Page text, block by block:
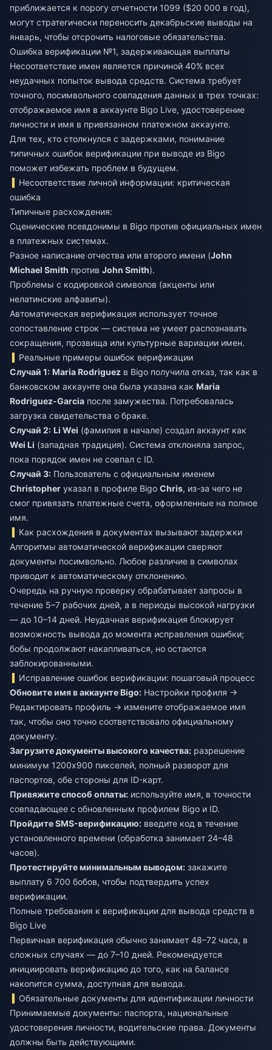
приближается к порогу отчетности 1099 ($20 000 в год),
могут стратегически переносить декабрьские выводы на
январь, чтобы отсрочить налоговые обязательства.
Ошибка верификации №1, задерживающая выплаты
Несоответствие имен является причиной 40% всех
неудачных попыток вывода средств. Система требует
точного, посимвольного совпадения данных в трех точках:
отображаемое имя в аккаунте Bigo Live, удостоверение
личности и имя в привязанном платежном аккаунте.
Для тех, кто столкнулся с задержками, понимание
типичных ошибок верификации при выводе из Bigo
поможет избежать проблем в будущем.
Несоответствие личной информации: критическая
ошибка
Типичные расхождения:
Сценические псевдонимы в Bigo против официальных имен
в платежных системах.
Разное написание отчества или второго имени (John
Michael Smith против John Smith).
Проблемы с кодировкой символов (акценты или
нелатинские алфавиты).
Автоматическая верификация использует точное
сопоставление строк — система не умеет распознавать
сокращения, прозвища или культурные вариации имен.
Реальные примеры ошибок верификации
Случай 1: Maria Rodriguez в Bigo получила отказ, так как в
банковском аккаунте она была указана как Maria
Rodriguez-Garcia после замужества. Потребовалась
загрузка свидетельства о браке.
Случай 2: Li Wei (фамилия в начале) создал аккаунт как
Wei Li (западная традиция). Система отклоняла запрос,
пока порядок имен не совпал с ID.
Случай 3: Пользователь с официальным именем
Christopher указал в профиле Bigo Chris, из-за чего не
смог привязать платежные счета, оформленные на полное
имя.
Как расхождения в документах вызывают задержки
Алгоритмы автоматической верификации сверяют
документы посимвольно. Любое различие в символах
приводит к автоматическому отклонению.
Очередь на ручную проверку обрабатывает запросы в
течение 5–7 рабочих дней, а в периоды высокой нагрузки
— до 10–14 дней. Неудачная верификация блокирует
возможность вывода до момента исправления ошибки;
бобы продолжают накапливаться, но остаются
заблокированными.
Исправление ошибок верификации: пошаговый процесс
Обновите имя в аккаунте Bigo: Настройки профиля →
Редактировать профиль → измените отображаемое имя
так, чтобы оно точно соответствовало официальному
документу.
Загрузите документы высокого качества: разрешение
минимум 1200x900 пикселей, полный разворот для
паспортов, обе стороны для ID-карт.
Привяжите способ оплаты: используйте имя, в точности
совпадающее с обновленным профилем Bigo и ID.
Пройдите SMS-верификацию: введите код в течение
установленного времени (обработка занимает 24–48
часов).
Протестируйте минимальным выводом: закажите
выплату 6 700 бобов, чтобы подтвердить успех
верификации.
Полные требования к верификации для вывода средств в
Bigo Live
Первичная верификация обычно занимает 48–72 часа, в
сложных случаях — до 7–10 дней. Рекомендуется
инициировать верификацию до того, как на балансе
накопится сумма, доступная для вывода.
Обязательные документы для идентификации личности
Принимаемые документы: паспорта, национальные
удостоверения личности, водительские права. Документы
должны быть действующими.